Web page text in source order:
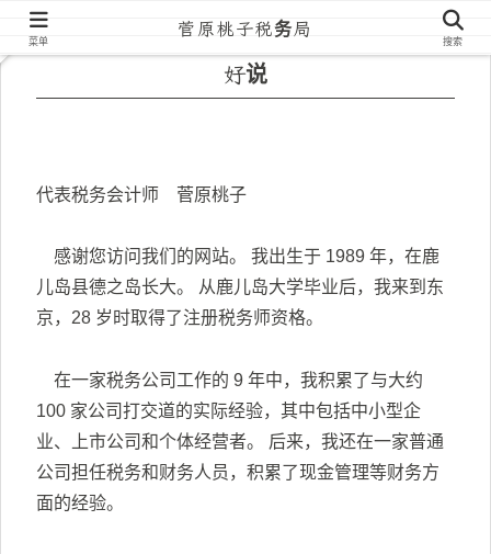
好说
代表税务会计师 菅原桃子
感谢您访问我们的网站。 我出生于 1989 年，在鹿
儿岛县德之岛长大。 从鹿儿岛大学毕业后，我来到东
京，28 岁时取得了注册税务师资格。
在一家税务公司工作的 9 年中，我积累了与大约
100 家公司打交道的实际经验，其中包括中小型企
业、上市公司和个体经营者。 后来，我还在一家普通
公司担任税务和财务人员，积累了现金管理等财务方
面的经验。
菜单
菅原桃子税务局
搜索